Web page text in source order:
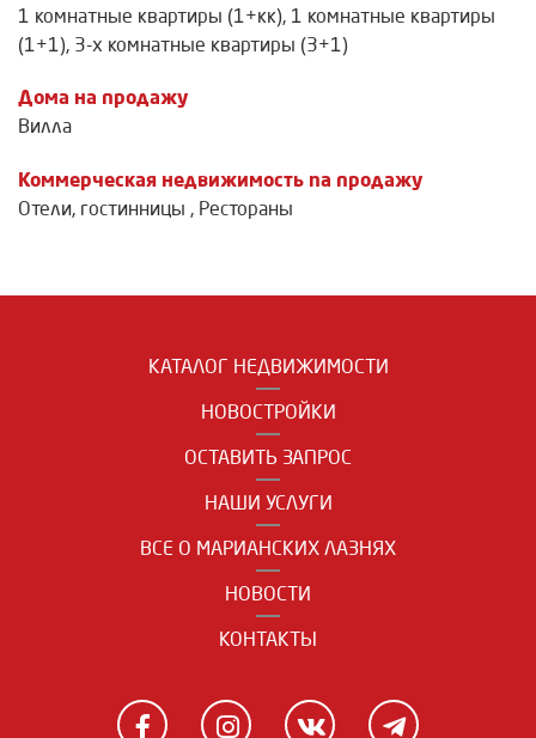
1 комнатные квартиры (1+кк), 1 комнатные квартиры
(1+1), 3-х комнатные квартиры (3+1)
Дома на продажу
Вилла
Коммерческая недвижимость na продажу
Отели, гостинницы , Рестораны
КАТАЛОГ НЕДВИЖИМОСТИ
НОВОСТРОЙКИ
ОСТАВИТЬ ЗАПРОС
НАШИ УСЛУГИ
ВСЕ О МАРИАНСКИХ ЛАЗНЯХ
НОВОСТИ
КОНТАКТЫ